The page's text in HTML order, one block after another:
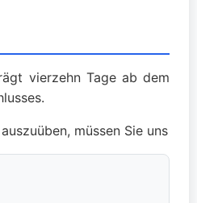
vierzehn Tage ab dem
müssen Sie uns